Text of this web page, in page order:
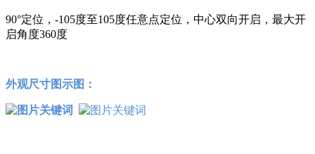
90°定位，-105度至105度任意点定位，中心双向开启，最大开
启角度360度
外观尺寸图示图：